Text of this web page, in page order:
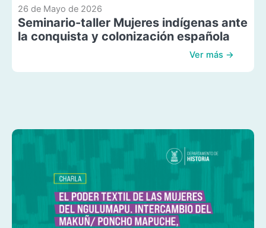
26 de Mayo de 2026
Seminario-taller Mujeres indígenas ante
la conquista y colonización española
Ver más →